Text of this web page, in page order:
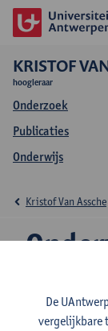
KRISTOF
hoogleraar
Onderzoek
Publicaties
Onderwijs
Kristof Van Assche
De
vergelijkbare